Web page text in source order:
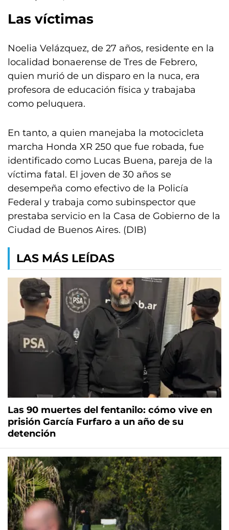
Las víctimas
Noelia Velázquez, de 27 años, residente en la
localidad bonaerense de Tres de Febrero,
quien murió de un disparo en la nuca, era
profesora de educación física y trabajaba
como peluquera.
En tanto, a quien manejaba la motocicleta
marcha Honda XR 250 que fue robada, fue
identificado como Lucas Buena, pareja de la
víctima fatal. El joven de 30 años se
desempeña como efectivo de la Policía
Federal y trabaja como subinspector que
prestaba servicio en la Casa de Gobierno de la
Ciudad de Buenos Aires. (DIB)
LAS MÁS LEÍDAS
Las 90 muertes del fentanilo: cómo vive en
prisión García Furfaro a un año de su
detención